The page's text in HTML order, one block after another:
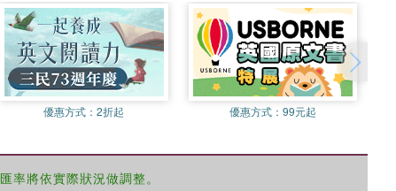
優惠方式：2折起 優惠方式：99元起
將依實際狀況做調整。